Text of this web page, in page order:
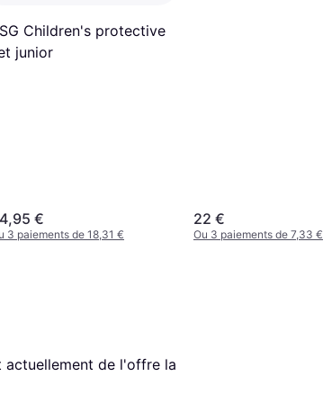
Children's protective
junior
€
3 paiements de 18,31 €
22 €
Ou 3 paiements de 7,33 €
actuellement de l'offre la